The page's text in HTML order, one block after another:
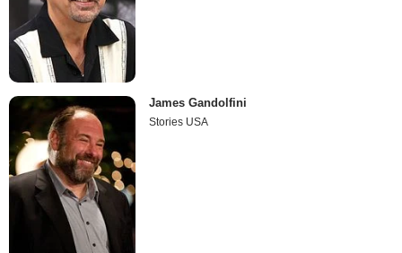
James Gandolfini
Stories USA